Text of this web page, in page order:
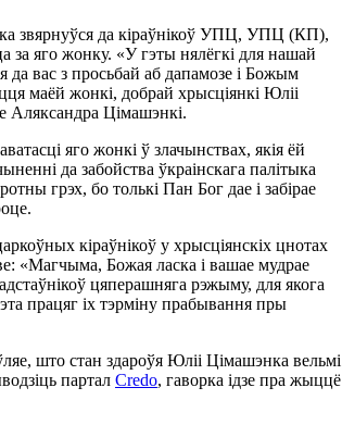
звярнуўся да кіраўнікоў УПЦ, УПЦ (КП),
яго жонку. «У гэты нялёгкі для нашай
да вас з просьбай аб дапамозе і Божым
маёй жонкі, добрай хрысціянкі Юліі
Аляксандра Цімашэнкі.
яго жонкі ў злачынствах, якія ёй
да забойства ўкраінскага палітыка
грэх, бо толькі Пан Бог дае і забірае
кіраўнікоў у хрысціянскіх цнотах
«Магчыма, Божая ласка і вашае мудрае
цяперашняга рэжыму, для якога
працяг іх тэрміну прабывання пры
што стан здароўя Юліі Цімашэнка вельмі
партал Credo, гаворка ідзе пра жыццё